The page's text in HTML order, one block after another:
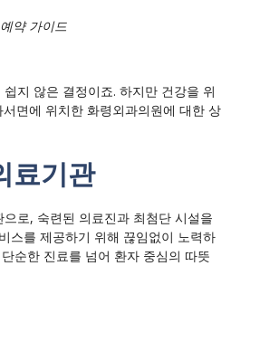
약 가이드
지 않은 결정이죠. 하지만 건강을 위
면에 위치한 화령외과의원에 대한 상
료기관
로, 숙련된 의료진과 최첨단 시설을
스를 제공하기 위해 끊임없이 노력하
순한 진료를 넘어 환자 중심의 따뜻